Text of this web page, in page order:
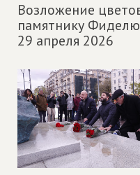
Возложение
памятнику
29 апреля 2026